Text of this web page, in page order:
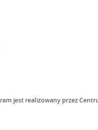
jest realizowany przez